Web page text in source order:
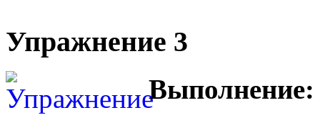
Упражнение 3
Выполнение: